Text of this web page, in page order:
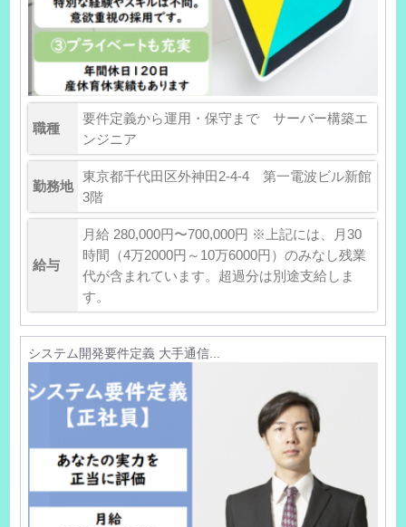
職種
要件定義から運用・保守まで サーバー構築エ
ンジニア
勤務地
東京都千代田区外神田2-4-4 第一電波ビル新館
3階
給与
月給 280,000円〜700,000円 ※上記には、月30
時間（4万2000円～10万6000円）のみなし残業
代が含まれています。超過分は別途支給しま
す。
システム開発要件定義 大手通信...